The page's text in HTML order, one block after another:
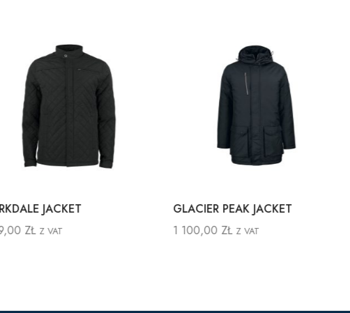
JACKET
ZŁ Z VAT
GLACIER PEAK JACKET
1 100,00 ZŁ Z VAT